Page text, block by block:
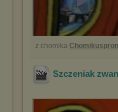
z chomika
Szczeniak